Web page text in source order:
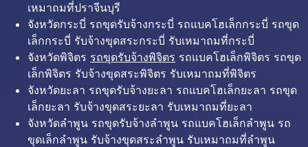
เหมาถมที่ปราจีนบุรี
จังหวัดกระบี่ รถขุดรับจ้างกระบี่ รถแบคโฮเล็กกระบี่ รถขุด
เล็กกระบี่ รับจ้างขุดสระกระบี่ รับเหมาถมที่กระบี่
จังหวัดพิจิตร รถขุดรับจ้างพิจิตร รถแบคโฮเล็กพิจิตร รถขุด
เล็กพิจิตร รับจ้างขุดสระพิจิตร รับเหมาถมที่พิจิตร
จังหวัดยะลา รถขุดรับจ้างยะลา รถแบคโฮเล็กยะลา รถขุด
เล็กยะลา รับจ้างขุดสระยะลา รับเหมาถมที่ยะลา
จังหวัดลำพูน รถขุดรับจ้างลำพูน รถแบคโฮเล็กลำพูน รถ
ขุดเล็กลำพูน รับจ้างขุดสระลำพูน รับเหมาถมที่ลำพูน